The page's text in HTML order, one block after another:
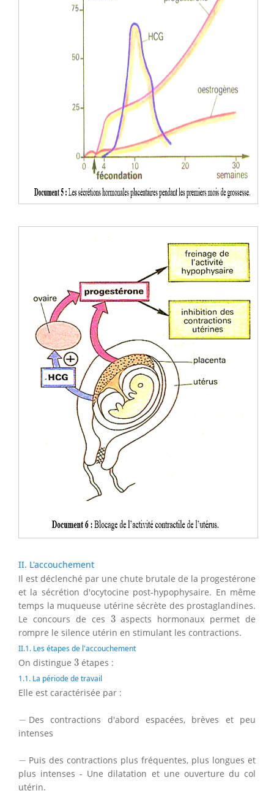
II. L'accouchement
Il est déclenché par une chute brutale de la progestérone
et la sécrétion d'ocytocine post-hypophysaire. En même
temps la muqueuse utérine sécrète des prostaglandines.
Le concours de ces 3
3aspects hormonaux permet de
rompre le silence utérin en stimulant les contractions.
II.1. Les étapes de l'accouchement
On distingue 3
3 étapes :
1.1. La période de travail
Elle est caractérisée par :
− Des contractions d'abord espacées, brèves et peu
intenses
− Puis des contractions plus fréquentes, plus longues et
plus intenses - Une dilatation et une ouverture du col
utérin.